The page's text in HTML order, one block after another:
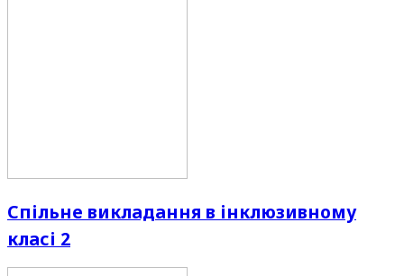
Спільне викладання в інклюзивному
класі 2